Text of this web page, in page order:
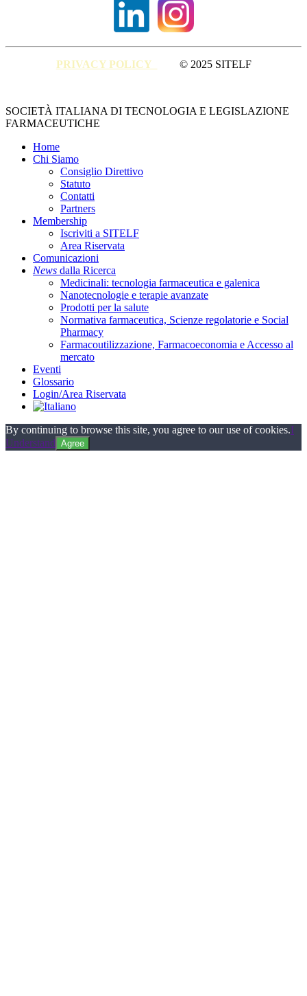
PRIVACY POLICY © 2025 SITELF
Close
Menu
SOCIETÀ ITALIANA DI TECNOLOGIA E LEGISLAZIONE
FARMACEUTICHE
Home
Chi Siamo
Consiglio Direttivo
Statuto
Contatti
Partners
Membership
Iscriviti a SITELF
Area Riservata
Comunicazioni
News dalla Ricerca
Medicinali: tecnologia farmaceutica e galenica
Nanotecnologie e terapie avanzate
Prodotti per la salute
Normativa farmaceutica, Scienze regolatorie e Social
Pharmacy
Farmacoutilizzazione, Farmacoeconomia e Accesso al
mercato
Eventi
Glossario
Login/Area Riservata
By continuing to browse this site, you agree to our use of cookies.I
Understand Agree